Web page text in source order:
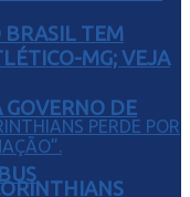
GOVERNO DE
BRASIL TEM
MG; VEJA